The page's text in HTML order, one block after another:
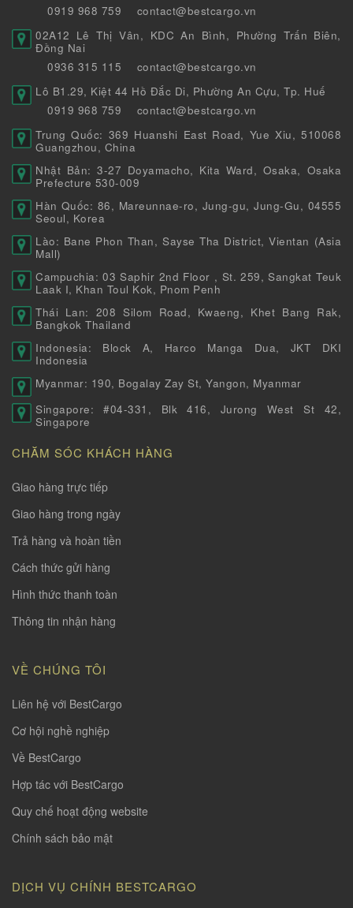
0919 968 759
contact@bestcargo.vn
02A12 Lê Thị Vân, KDC An Bình, Phường Trấn Biên,
Đồng Nai
0936 315 115
contact@bestcargo.vn
Lô B1.29, Kiệt 44 Hồ Đắc Di, Phường An Cựu, Tp. Huế
0919 968 759
contact@bestcargo.vn
Trung Quốc: 369 Huanshi East Road, Yue Xiu, 510068
Guangzhou, China
Nhật Bản: 3-27 Doyamacho, Kita Ward, Osaka, Osaka
Prefecture 530-009
Hàn Quốc: 86, Mareunnae-ro, Jung-gu, Jung-Gu, 04555
Seoul, Korea
Lào: Bane Phon Than, Sayse Tha District, Vientan (Asia
Mall)
Campuchia: 03 Saphir 2nd Floor , St. 259, Sangkat Teuk
Laak I, Khan Toul Kok, Pnom Penh
Thái Lan: 208 Silom Road, Kwaeng, Khet Bang Rak,
Bangkok Thailand
Indonesia: Block A, Harco Manga Dua, JKT DKI
Indonesia
Myanmar: 190, Bogalay Zay St, Yangon, Myanmar
Singapore: #04-331, Blk 416, Jurong West St 42,
Singapore
CHĂM SÓC KHÁCH HÀNG
Giao hàng trực tiếp
Giao hàng trong ngày
Trả hàng và hoàn tiền
Cách thức gửi hàng
Hình thức thanh toàn
Thông tin nhận hàng
VỀ CHÚNG TÔI
Liên hệ với BestCargo
Cơ hội nghề nghiệp
Về BestCargo
Hợp tác với BestCargo
Quy chế hoạt động website
Chính sách bảo mật
DỊCH VỤ CHÍNH BESTCARGO